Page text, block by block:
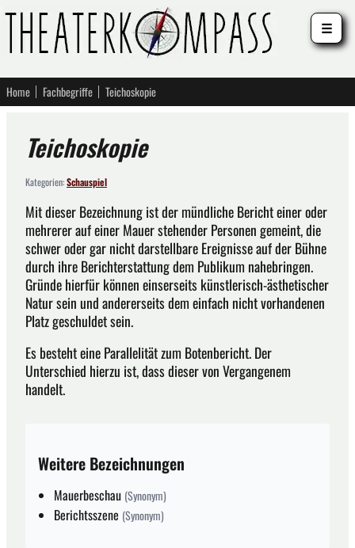
Home Fachbegriffe Teichoskopie
Teichoskopie
Kategorien:Schauspiel
Mit dieser Bezeichnung ist der mündliche Bericht einer oder
mehrerer auf einer Mauer stehender Personen gemeint, die
schwer oder gar nicht darstellbare Ereignisse auf der Bühne
durch ihre Berichterstattung dem Publikum nahebringen.
Gründe hierfür können einserseits künstlerisch-ästhetischer
Natur sein und andererseits dem einfach nicht vorhandenen
Platz geschuldet sein.
Es besteht eine Parallelität zum Botenbericht. Der
Unterschied hierzu ist, dass dieser von Vergangenem
handelt.
Weitere Bezeichnungen
Mauerbeschau (Synonym)
Berichtsszene (Synonym)
☰